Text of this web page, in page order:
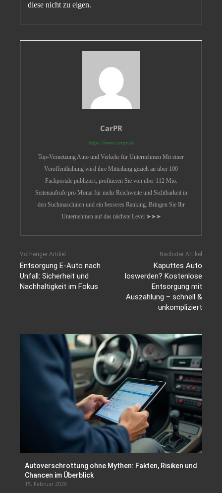
diese nicht zu eigen.
CarPR
https://www.carpr.de
Top-Vernetzung Auto und Verkehr für Unternehmen Mit einer
Veröffentlichung wird ihre Mitteilung gezielt an über 100
Fachportale publiziert, profitieren Sie von über 112 Mio.
Seitenaufrufe pro Monat für mehr Reichweite und Sichtbarkeit in
den Suchmaschinen und ein besseres Ranking. Bringen Sie Ihr
Unternehmen auf das nächste Level ➤➤➤
Vorheriger Artikel
Entsorgung E-Auto nach
Unfall: Sicherheit und
Nachhaltigkeit im Fokus
Nächster Artikel
Kaputtes Auto
loswerden? Kostenlose
Entsorgung mit
Auszahlung – schnell &
unkompliziert
Autoverschrottung ohne Mythen: Fakten, Risiken und
Chancen im Überblick
15. Februar 2026